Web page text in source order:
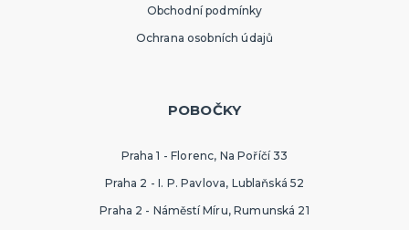
Obchodní podmínky
Ochrana osobních údajů
POBOČKY
Praha 1 - Florenc, Na Poříčí 33
Praha 2 - I. P. Pavlova, Lublaňská 52
Praha 2 - Náměstí Míru, Rumunská 21